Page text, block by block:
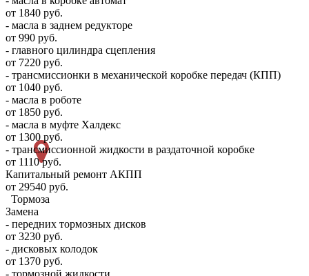
от 1840 руб.
- масла в заднем редукторе
от 990 руб.
- главного цилиндра сцепления
от 7220 руб.
- трансмиссионки в механической коробке передач (КПП)
от 1040 руб.
- масла в роботе
от 1850 руб.
- масла в муфте Халдекс
от 1300 руб.
- трансмиссионной жидкости в раздаточной коробке
от 1110 руб.
Капитальный ремонт АКПП
от 29540 руб.
Тормоза
Замена
- передних тормозных дисков
от 3230 руб.
- дисковых колодок
от 1370 руб.